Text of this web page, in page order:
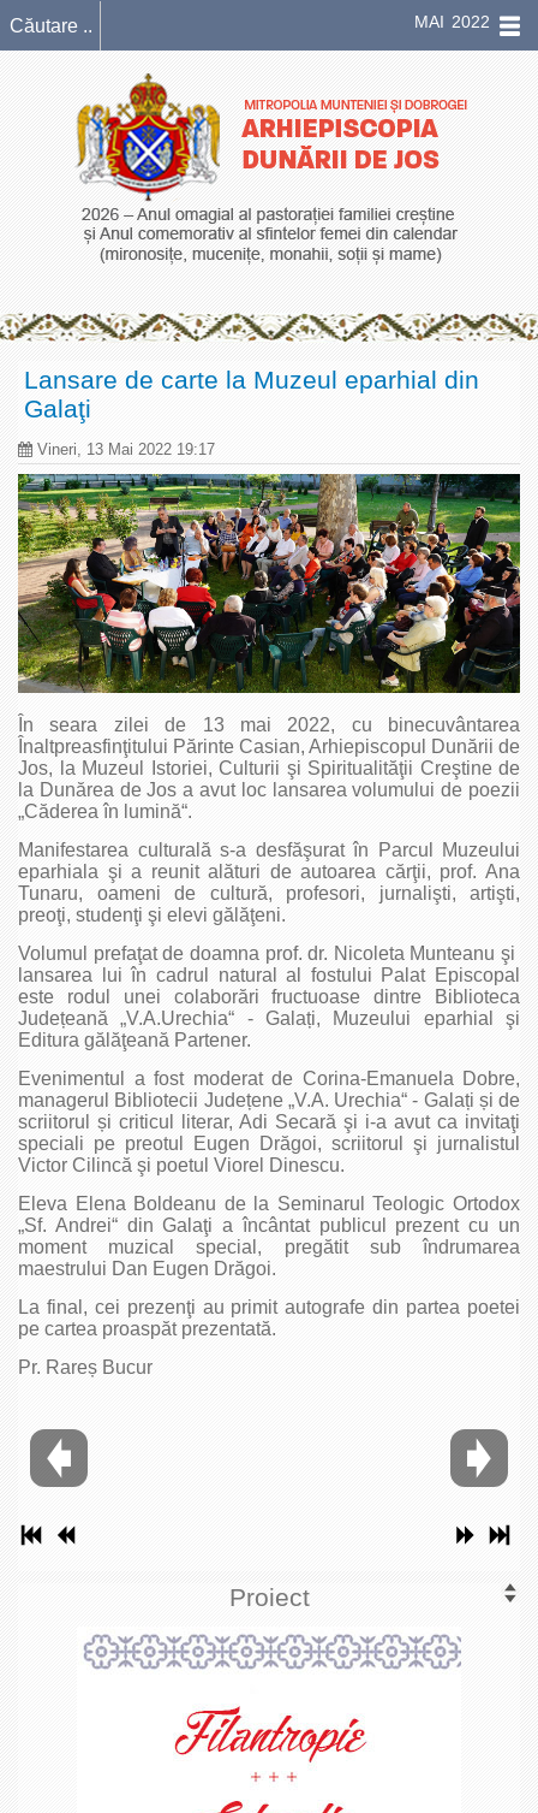
MAI 2022
Lansare de carte la Muzeul eparhial din
Galaţi
Vineri, 13 Mai 2022 19:17
În seara zilei de 13 mai 2022, cu binecuvântarea
Înaltpreasfinţitului Părinte Casian, Arhiepiscopul Dunării de
Jos, la Muzeul Istoriei, Culturii şi Spiritualităţii Creştine de
la Dunărea de Jos a avut loc lansarea volumului de poezii
„Căderea în lumină“.
Manifestarea culturală s-a desfăşurat în Parcul Muzeului
eparhiala şi a reunit alături de autoarea cărţii, prof. Ana
Tunaru, oameni de cultură, profesori, jurnalişti, artişti,
preoţi, studenţi şi elevi gălăţeni.
Volumul prefaţat de doamna prof. dr. Nicoleta Munteanu şi
lansarea lui în cadrul natural al fostului Palat Episcopal
este rodul unei colaborări fructuoase dintre Biblioteca
Județeană „V.A.Urechia“ - Galați, Muzeului eparhial şi
Editura gălăţeană Partener.
Evenimentul a fost moderat de Corina-Emanuela Dobre,
managerul Bibliotecii Județene „V.A. Urechia“ - Galați și de
scriitorul și criticul literar, Adi Secară şi i-a avut ca invitaţi
speciali pe preotul Eugen Drăgoi, scriitorul şi jurnalistul
Victor Cilincă şi poetul Viorel Dinescu.
Eleva Elena Boldeanu de la Seminarul Teologic Ortodox
„Sf. Andrei“ din Galaţi a încântat publicul prezent cu un
moment muzical special, pregătit sub îndrumarea
maestrului Dan Eugen Drăgoi.
La final, cei prezenţi au primit autografe din partea poetei
pe cartea proaspăt prezentată.
Pr. Rareș Bucur
Proiect